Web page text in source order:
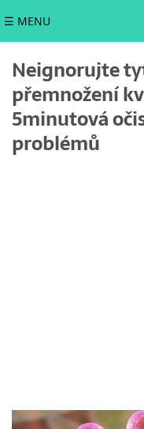
☰ MENU
Neignorujte
přemnožení
5minutová
problémů